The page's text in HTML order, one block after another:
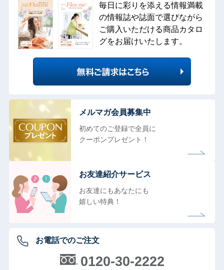
毎日に彩りを添える情報満載
の情報誌や誌面で選びながら
ご購入いただける商品カタロ
グをお届けいたします。
メルマガ会員募集中
初めてのご登録で全員に
クーポンプレゼント！
お友達紹介サービス
お友達にもあなたにも
嬉しい特典！
お電話でのご注文
0120-30-2222